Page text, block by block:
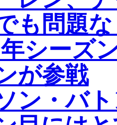
も問題
年シーズ
が参戦
ン・バ